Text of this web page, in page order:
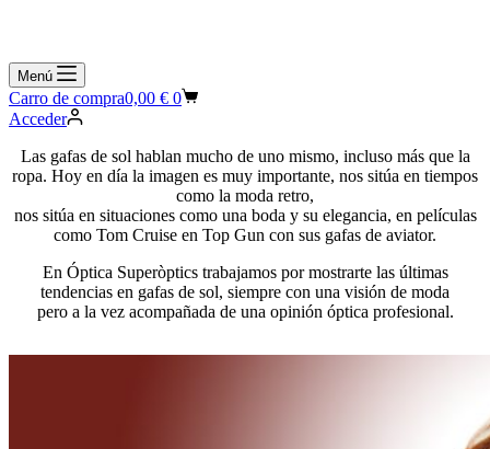
Menú
Carro de compra0,00 € 0
Acceder
Las gafas de sol hablan mucho de uno mismo, incluso más que la
ropa. Hoy en día la imagen es muy importante, nos sitúa en tiempos
como la moda retro,
nos sitúa en situaciones como una boda y su elegancia, en películas
como Tom Cruise en Top Gun con sus gafas de aviator.
En Óptica Superòptics trabajamos por mostrarte las últimas
tendencias en gafas de sol, siempre con una visión de moda
pero a la vez acompañada de una opinión óptica profesional.